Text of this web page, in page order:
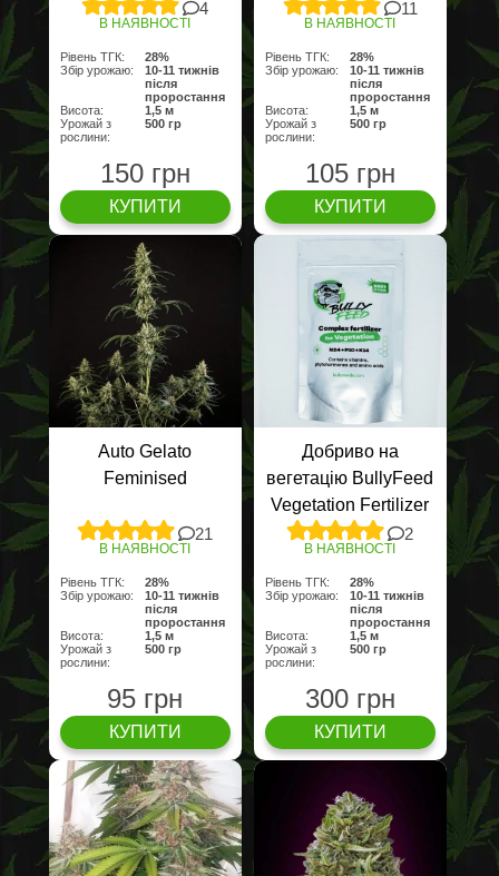
4
В НАЯВНОСТІ
Рівень ТГК:
28%
Збір урожаю:
10-11 тижнів
після
проростання
Висота:
1,5 м
Урожай з
рослини:
500 гр
150 грн
КУПИТИ
11
В НАЯВНОСТІ
Рівень ТГК:
28%
Збір урожаю:
10-11 тижнів
після
проростання
Висота:
1,5 м
Урожай з
рослини:
500 гр
105 грн
КУПИТИ
Auto Gelato
Feminised
21
В НАЯВНОСТІ
Рівень ТГК:
28%
Збір урожаю:
10-11 тижнів
після
проростання
Висота:
1,5 м
Урожай з
рослини:
500 гр
95 грн
КУПИТИ
Добриво на
вегетацію BullyFeed
Vegetation Fertilizer
(100г)
2
В НАЯВНОСТІ
Рівень ТГК:
28%
Збір урожаю:
10-11 тижнів
після
проростання
Висота:
1,5 м
Урожай з
рослини:
500 гр
300 грн
КУПИТИ